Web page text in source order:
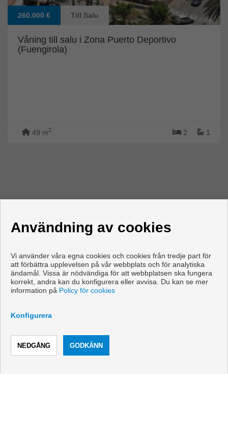
260.000 € Till Salu
Våning till salu i Zona Puerto Deportivo
(Fuengirola)
49 m2 2 1
KONTAKTA
Användning av cookies
Vi använder våra egna cookies och cookies från tredje part för
att förbättra upplevelsen på vår webbplats och för analytiska
ändamål. Vissa är nödvändiga för att webbplatsen ska fungera
korrekt, andra kan du konfigurera eller avvisa. Du kan se mer
information på Policy för cookies
Konfigurera